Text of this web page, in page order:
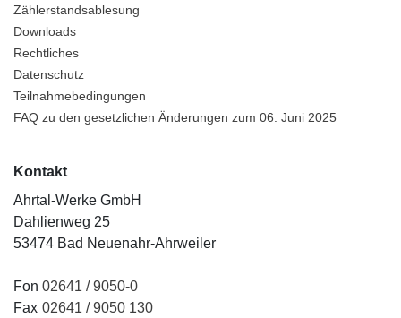
Zählerstandsablesung
Downloads
Rechtliches
Datenschutz
Teilnahmebedingungen
FAQ zu den gesetzlichen Änderungen zum 06. Juni 2025
Kontakt
Ahrtal-Werke GmbH
Dahlienweg 25
53474 Bad Neuenahr-Ahrweiler
Fon 02641 / 9050-0
Fax 02641 / 9050 130